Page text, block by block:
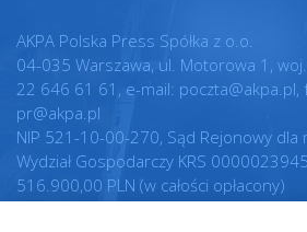
AKPA Polska Press Spółka z o.o.
04-035 Warszawa, ul. Motorowa 1,
22 646 61 61, e-mail: poczta@akpa.pl,
pr@akpa.pl
NIP 521-10-00-270, Sąd Rejonowy dla
Wydział Gospodarczy KRS
516.900,00 PLN (w całości opłacony)